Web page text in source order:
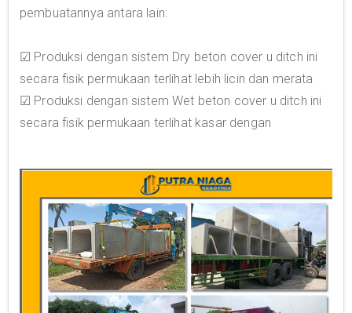
pembuatannya antara lain:
☑ Produksi dengan sistem Dry beton cover u ditch ini
secara fisik permukaan terlihat lebih licin dan merata
☑ Produksi dengan sistem Wet beton cover u ditch ini
secara fisik permukaan terlihat kasar dengan